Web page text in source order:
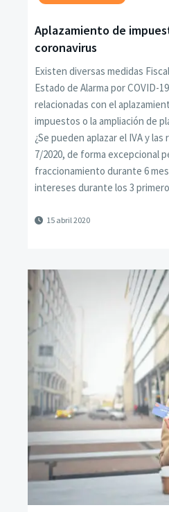
Aplazamiento de
coronavirus
Existen diversas medidas
Estado de Alarma por COVID-
relacionadas con el
impuestos o la ampliación de
¿Se pueden aplazar el IVA y
7/2020, de forma excepcional
fraccionamiento durante 6
intereses durante los 3
15 abril 2020